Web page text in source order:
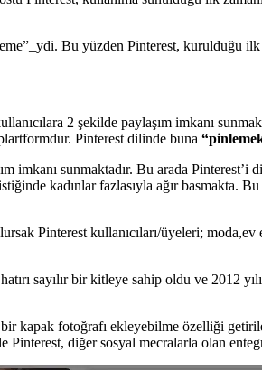
Bu yüzden Pinterest, kurulduğu
2 şekilde paylaşım imkanı
Pinterest dilinde buna
sunmaktadır. Bu arada Pinterest’i
kadınlar fazlasıyla ağır basmakta.
Pinterest kullanıcıları/üyeleri;
sayılır bir kitleye sahip oldu ve 2012
kapak fotoğrafı ekleyebilme özelliği
Pinterest, diğer sosyal mecralarla olan